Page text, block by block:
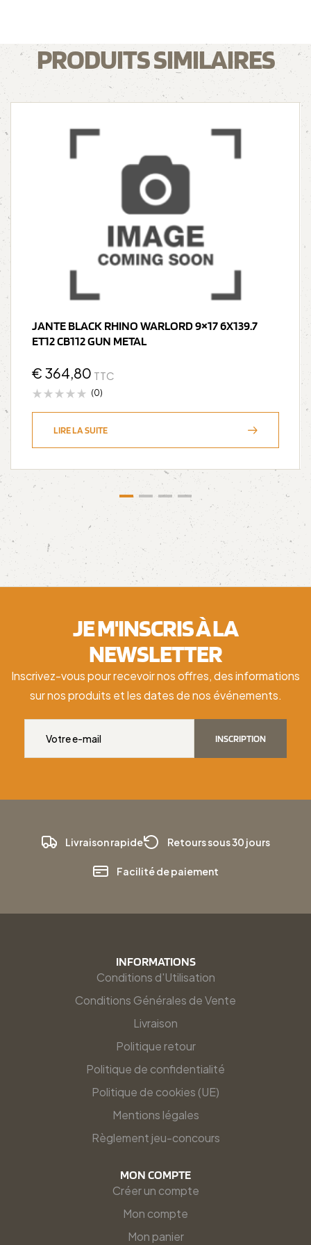
PRODUITS SIMILAIRES
JANTE BLACK RHINO WARLORD 9×17 6X139.7
ET12 CB112 GUN METAL
€ 364,80 TTC
(0)
LIRE LA SUITE
JE M'INSCRIS À LA
NEWSLETTER
Inscrivez-vous pour recevoir nos offres, des informations
sur nos produits et les dates de nos événements.
INSCRIPTION
Livraison rapide Retours sous 30 jours
Facilité de paiement
INFORMATIONS
Conditions d'Utilisation
Conditions Générales de Vente
Livraison
Politique retour
Politique de confidentialité
Politique de cookies (UE)
Mentions légales
Règlement jeu-concours
MON COMPTE
Créer un compte
Mon compte
Mon panier